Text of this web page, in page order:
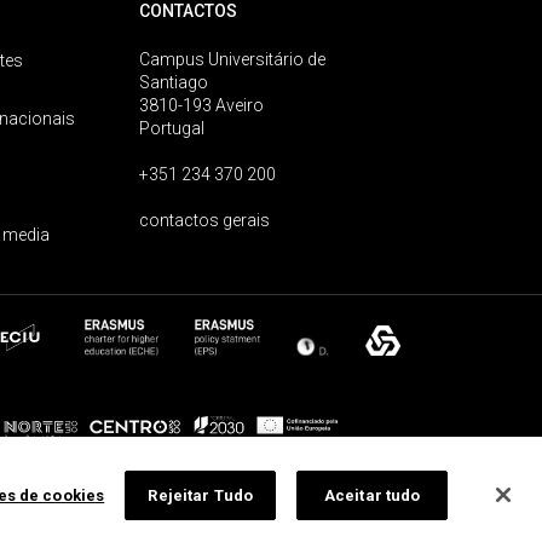
CONTACTOS
Campus Universitário de
Santiago
3810-193 Aveiro
Portugal
+351 234 370 200
contactos gerais
de cookies Rejeitar Tudo Aceitar tudo